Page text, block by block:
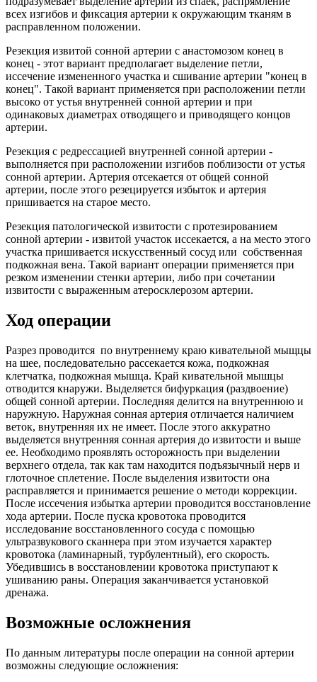
всех изгибов и фиксация артерии к окружающим тканям в
расправленном положении.
Резекция извитой сонной артерии с анастомозом конец в
конец - этот вариант предполагает выделение петли,
иссечение измененного участка и сшивание артерии "конец в
конец". Такой вариант применяется при расположении петли
высоко от устья внутренней сонной артерии и при
одинаковых диаметрах отводящего и приводящего концов
артерии.
Резекция с редрессацией внутренней сонной артерии -
выполняется при расположении изгибов поблизости от устья
сонной артерии. Артерия отсекается от общей сонной
артерии, после этого резецируется избыток и артерия
пришивается на старое место.
Резекция патологической извитости с протезированием
сонной артерии - извитой участок иссекается, а на место этого
участка пришивается искусственный сосуд или собственная
подкожная вена. Такой вариант операции применяется при
резком изменении стенки артерии, либо при сочетании
извитости с выраженным атеросклерозом артерии.
Ход операции
Разрез проводится по внутреннему краю кивательной мыщцы
на шее, последовательно рассекается кожа, подкожная
клетчатка, подкожная мышца. Край кивательной мышцы
отводится кнаружи. Выделяется бифуркация (раздвоение)
общей сонной артерии. Последняя делится на внутреннюю и
наружную. Наружная сонная артерия отличается наличием
веток, внутренняя их не имеет. После этого аккуратно
выделяется внутренняя сонная артерия до извитости и выше
ее. Необходимо проявлять осторожность при выделении
верхнего отдела, так как там находится подъязычный нерв и
глоточное сплетение. После выделения извитости она
расправляется и принимается решение о методи коррекции.
После иссечения избытка артерии проводится восстановление
хода артерии. После пуска кровотока проводится
исследование восстановленного сосуда с помощью
ультразвукового сканнера при этом изучается характер
кровотока (ламинарный, турбулентный), его скорость.
Убедившись в восстановлении кровотока приступают к
ушиванию раны. Операция заканчивается установкой
дренажа.
Возможные осложнения
По данным литературы после операции на сонной артерии
возможны следующие осложнения: